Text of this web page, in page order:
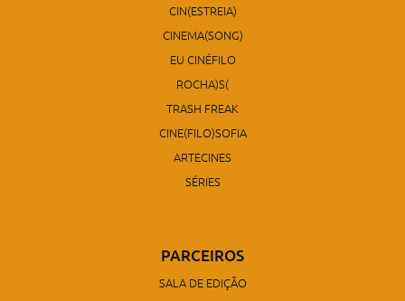
CIN(ESTREIA)
CINEMA(SONG)
EU CINÉFILO
ROCHA)S(
TRASH FREAK
CINE(FILO)SOFIA
ARTECINES
SÉRIES
PARCEIROS
SALA DE EDIÇÃO